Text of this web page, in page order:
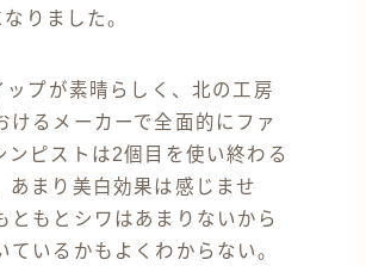
りました。
ップが素晴らしく、北の工房
けるメーカーで全面的にファ
ンピストは2個目を使い終わる
あまり美白効果は感じませ
ともとシワはあまりないから
ているかもよくわからない。